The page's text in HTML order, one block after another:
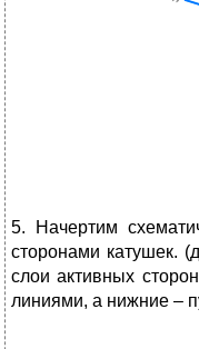
5. Начертим
сторонами катушек.
слои активных
линиями, а нижние –